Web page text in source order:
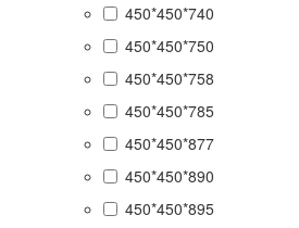
450*450*740
450*450*750
450*450*758
450*450*785
450*450*877
450*450*890
450*450*895